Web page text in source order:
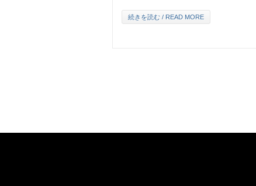
続きを読む / READ MORE